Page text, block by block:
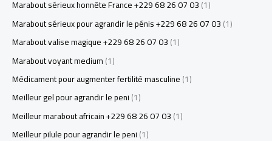
Marabout sérieux honnête France +229 68 26 07 03(1)
Marabout sérieux pour agrandir le pénis +229 68 26 07 03(1)
Marabout valise magique +229 68 26 07 03(1)
Marabout voyant medium(1)
Médicament pour augmenter fertilité masculine(1)
Meilleur gel pour agrandir le peni(1)
Meilleur marabout africain +229 68 26 07 03(1)
Meilleur pilule pour agrandir le peni(1)